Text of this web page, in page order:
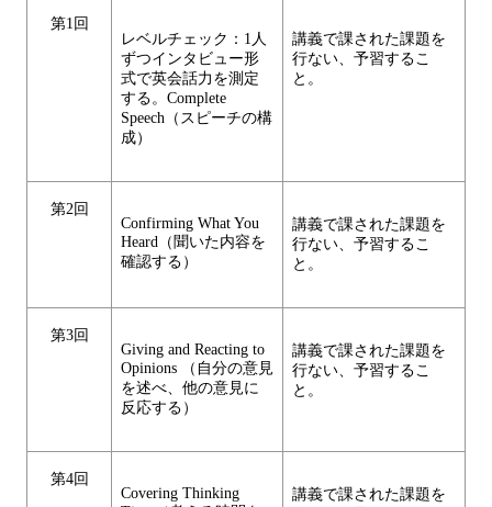
第1回
レベルチェック：1人
ずつインタビュー形
式で英会話力を測定
する。Complete
Speech（スピーチの構
成）
講義で課された課題を
行ない、予習するこ
と。
第2回
Confirming What You
Heard（聞いた内容を
確認する）
講義で課された課題を
行ない、予習するこ
と。
第3回
Giving and Reacting to
Opinions （自分の意見
を述べ、他の意見に
反応する）
講義で課された課題を
行ない、予習するこ
と。
第4回
Covering Thinking
講義で課された課題を